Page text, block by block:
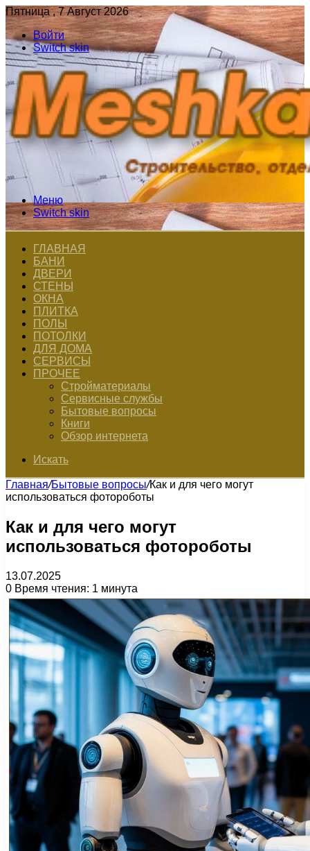
Пятница , 7 Август 2026
Войти
Switch skin
Меню
Switch skin
ГЛАВНАЯ
БАНИ
ДВЕРИ
СТЕНЫ
ОКНА
ПЛИТКА
ПОЛЫ
ПОТОЛКИ
ДЛЯ ДОМА
СЕРВИСЫ
ПРОЧЕЕ
Стройматериалы
Сервисные службы
Бытовые вопросы
Книги
Обзор интернета
Искать
Главная/Бытовые вопросы/Как и для чего могут
использоваться фотороботы
Как и для чего могут
использоваться фотороботы
13.07.2025
0 Время чтения: 1 минута